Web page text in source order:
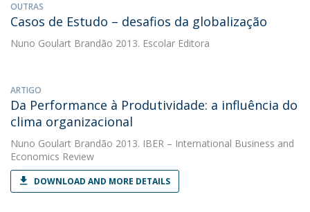
OUTRAS
Casos de Estudo – desafios da globalização
Nuno Goulart Brandão 2013. Escolar Editora
ARTIGO
Da Performance à Produtividade: a influência do
clima organizacional
Nuno Goulart Brandão 2013. IBER – International Business and
Economics Review
DOWNLOAD AND MORE DETAILS